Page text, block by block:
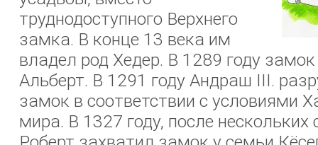
труднодоступного Верхнего
замка. В конце 13 века им
владел род Хедер. В 1289 году
Альберт. В 1291 году Андраш III.
замок в соответствии с условиями
мира. В 1327 году, после